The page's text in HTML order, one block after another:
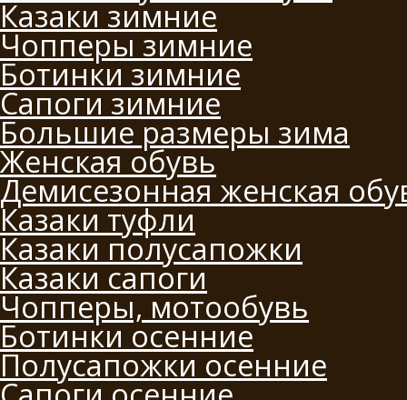
Казаки зимние
Чопперы зимние
Ботинки зимние
Сапоги зимние
Большие размеры зима
Женская обувь
Демисезонная женская
Казаки туфли
Казаки полусапожки
Казаки сапоги
Чопперы, мотообувь
Ботинки осенние
Полусапожки осенние